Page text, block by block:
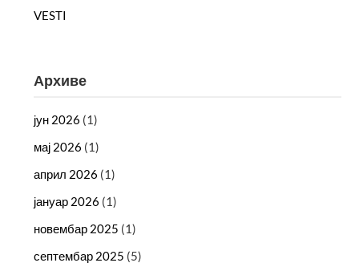
VESTI
Архиве
јун 2026 (1)
мај 2026 (1)
април 2026 (1)
јануар 2026 (1)
новембар 2025 (1)
септембар 2025 (5)